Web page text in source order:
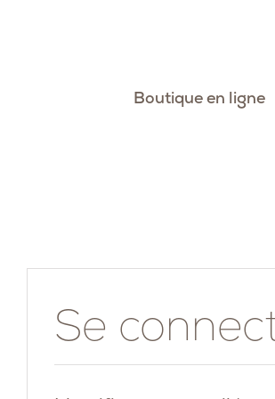
Boutique en ligne
Se